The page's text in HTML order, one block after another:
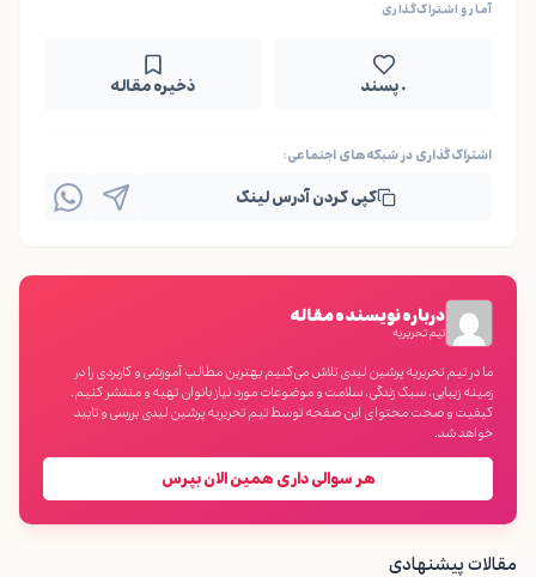
آمار و اشتراک‌گذاری
۰ پسند ذخیره مقاله
اشتراک‌گذاری در شبکه‌های اجتماعی:
کپی کردن آدرس لینک
درباره نویسنده مقاله
تیم تحریریه
ما در تیم تحریریه پرشین لیدی تلاش می‌کنیم بهترین مطالب آموزشی و کاربردی را در
زمینه زیبایی، سبک زندگی، سلامت و موضوعات مورد نیاز بانوان تهیه و منتشر کنیم.
کیفیت و صحت محتوای این صفحه توسط تیم تحریریه پرشین لیدی بررسی و تایید
خواهد شد.
هر سوالی داری همین الان بپرس
مقالات پیشنهادی